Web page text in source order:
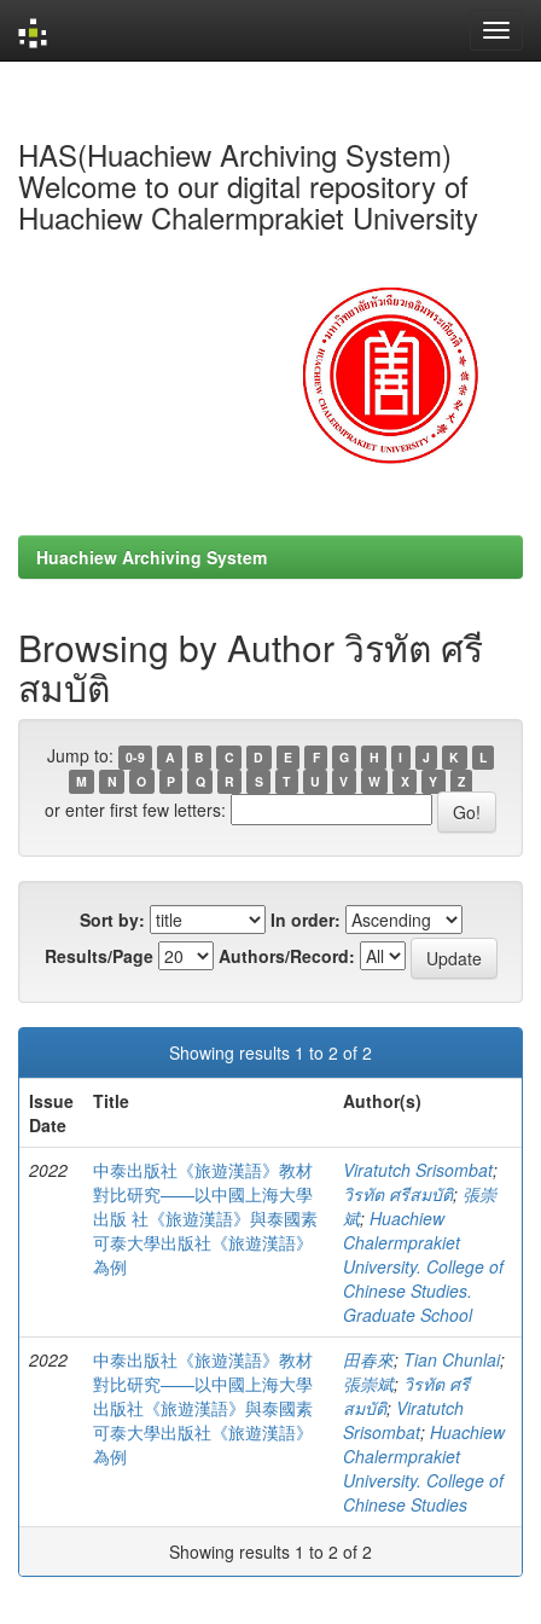
HAS(Huachiew Archiving System)
Welcome to our digital repository of
Huachiew Chalermprakiet University
Huachiew Archiving System
Browsing by Author วิรทัต ศรี
สมบัติ
Jump to: 0-9 A B C D E F G H I J K
L
M
N O P Q R S T U V W X Y Z
or enter first few letters:
Sort by:
In order:
Results/Page
Authors/Record:
Showing results 1 to 2 of 2
Issue
Date
Title Author(s)
2022
中泰出版社《旅遊漢語》教材
對比研究——以中國上海大學
出版 社《旅遊漢語》與泰國素
可泰大學出版社《旅遊漢語》
為例
Viratutch Srisombat;
วิรทัต ศรีสมบัติ; 張崇
斌; Huachiew
Chalermprakiet
University. College of
Chinese Studies.
Graduate School
2022
中泰出版社《旅遊漢語》教材
對比研究——以中國上海大學
出版社《旅遊漢語》與泰國素
可泰大學出版社《旅遊漢語》
為例
田春來; Tian Chunlai;
張崇斌; วิรทัต ศรี
สมบัติ; Viratutch
Srisombat; Huachiew
Chalermprakiet
University. College of
Chinese Studies
Showing results 1 to 2 of 2